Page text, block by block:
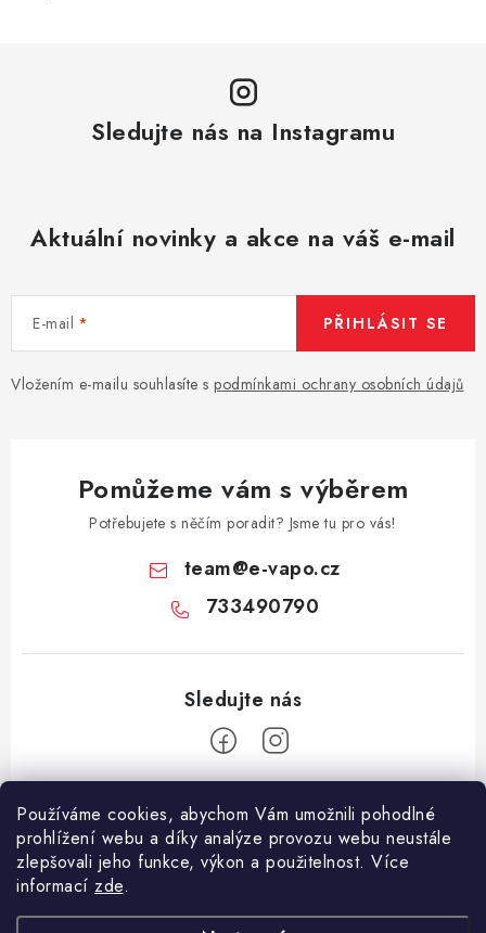
Používáme cookies, abychom Vám umožnili pohodlné
prohlížení webu a díky analýze provozu webu neustále
zlepšovali jeho funkce, výkon a použitelnost. Více
informací zde.
Sledujte nás na Instagramu
Aktuální novinky a akce na váš e-mail
E-mail
Vložením e-mailu souhlasíte s podmínkami ochrany osobních údajů
PŘIHLÁSIT SE
Pomůžeme vám s výběrem
Potřebujete s něčím poradit? Jsme tu pro vás!
team@e-vapo.cz
733490790
Facebook